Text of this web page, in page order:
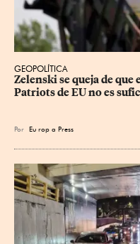
GEOPOLÍTICA
Zelenski se queja de
Patriots de EU no es
Por Eu rop a Press